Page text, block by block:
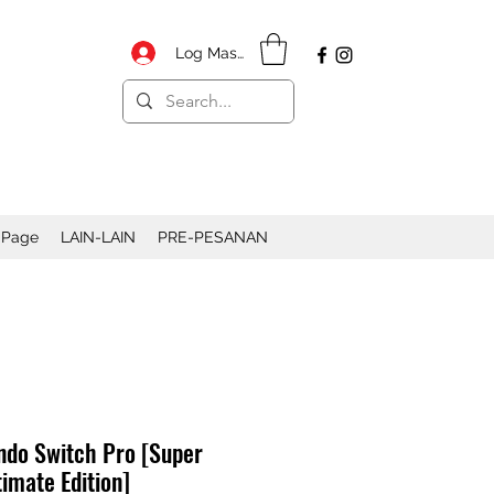
Log Masuk
LAIN-LAIN PRE-PESANAN
Switch Pro [Super
Edition]